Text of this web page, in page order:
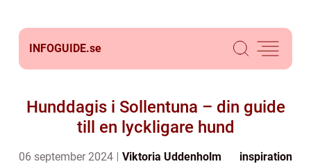
INFOGUIDE.se
Hunddagis i Sollentuna – din guide
till en lyckligare hund
06 september 2024 Viktoria Uddenholm inspiration